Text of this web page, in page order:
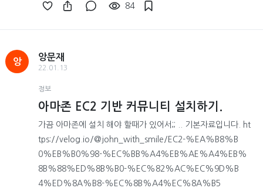
84
앙
앙문재
22.01.13
정보
아마존 EC2 기반 커뮤니티 설치하기.
가끔 아마존에 설치 해야 할때가 있어서;; .. 기본자료입니다. ht
tps://velog.io/@john_with_smile/EC2-%EA%B8%B
0%EB%B0%98-%EC%BB%A4%EB%AE%A4%EB%
8B%88%ED%8B%B0-%EC%82%AC%EC%9D%B
4%ED%8A%B8-%EC%8B%A4%EC%8A%B5